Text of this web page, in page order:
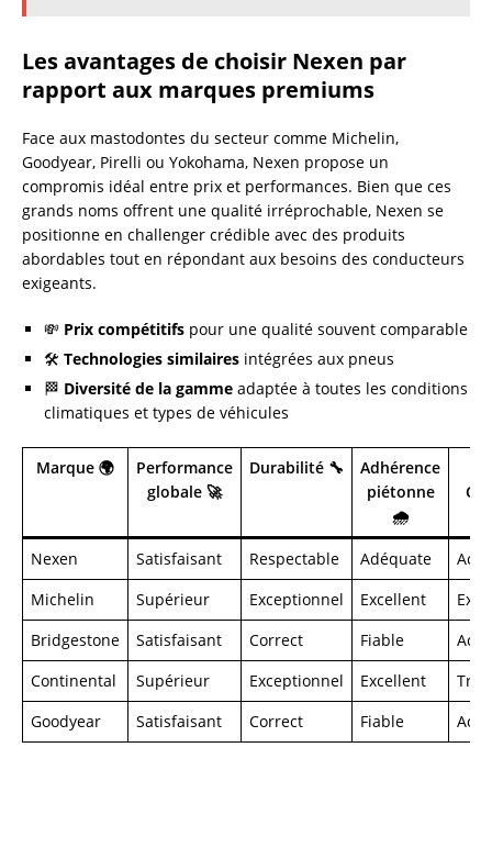
Les avantages de choisir Nexen par
rapport aux marques premiums
Face aux mastodontes du secteur comme Michelin,
Goodyear, Pirelli ou Yokohama, Nexen propose un
compromis idéal entre prix et performances. Bien que ces
grands noms offrent une qualité irréprochable, Nexen se
positionne en challenger crédible avec des produits
abordables tout en répondant aux besoins des conducteurs
exigeants.
💸 Prix compétitifs pour une qualité souvent comparable
🛠️ Technologies similaires intégrées aux pneus
🏁 Diversité de la gamme adaptée à toutes les conditions
climatiques et types de véhicules
Marque 🌍
Performance
globale 🚀
Durabilité 🔧
Adhérence
piétonne
🌧️
Nexen Satisfaisant Respectable Adéquate
Michelin
Supérieur Exceptionnel Excellent
Bridgestone
Satisfaisant Correct Fiable
Continental
Supérieur Exceptionnel Excellent
Goodyear
Satisfaisant Correct Fiable